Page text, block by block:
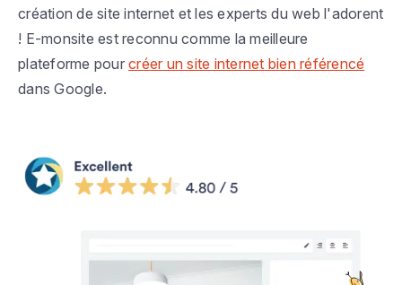
création de site internet et les experts du web l'adorent
! E-monsite est reconnu comme la meilleure
plateforme pour créer un site internet bien référencé
dans Google.